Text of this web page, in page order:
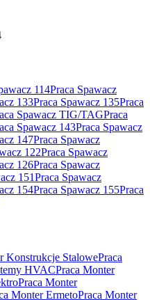
114Praca Spawacz
133Praca Spawacz 135Praca
Spawacz TIG/TAGPraca
Spawacz 143Praca Spawacz
147Praca Spawacz
122Praca Spawacz
126Praca Spawacz
151Praca Spawacz
154Praca Spawacz 155Praca
Konstrukcje StalowePraca
HVACPraca Monter
Praca Monter
Monter ErmetoPraca Monter